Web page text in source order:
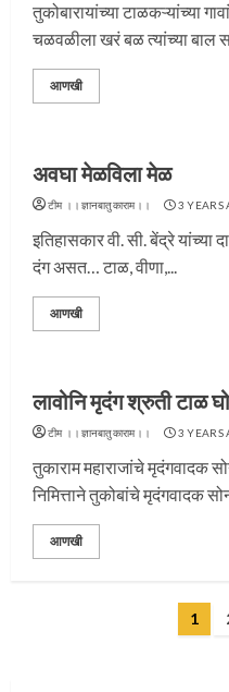
तुकोबारायांच्या टाळकऱ्यांच्या
चळवळीला खरं बळ त्यांच्या बाल
आणखी
अवघा मेळविला मेळ
टीम ।।ज्ञानबातुकाराम।। 3 YEARS
इतिहासकार वी. सी. बेंद्रे
दंग असत… टाळ, वीणा,...
आणखी
लावोनि मृदंग श्रुती टाळ
टीम ।।ज्ञानबातुकाराम।। 3 YEARS
तुकाराम महाराजांचे मृदंगवादक
निमित्ताने तुकोबांचे मृदंगवादक
आणखी
1
3